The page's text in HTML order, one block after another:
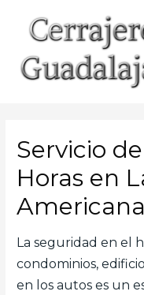
contenido
Servicio
Horas en
Americana
La seguridad en el
condominios,
en los autos es un